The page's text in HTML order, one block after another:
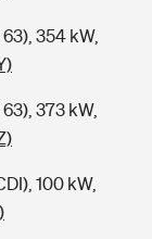
354 kW,
373 kW,
100 kW,